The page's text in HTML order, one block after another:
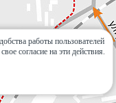
работы пользователей
согласие на эти действия.